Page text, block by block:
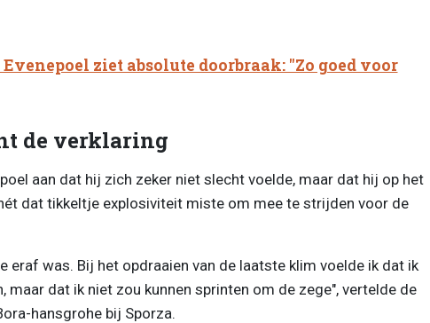
ziet absolute doorbraak: "Zo goed voor
de verklaring
aan dat hij zich zeker niet slecht voelde, maar dat hij op het
dat tikkeltje explosiviteit miste om mee te strijden voor de
eraf was. Bij het opdraaien van de laatste klim voelde ik dat ik
maar dat ik niet zou kunnen sprinten om de zege", vertelde de
hansgrohe bij Sporza.